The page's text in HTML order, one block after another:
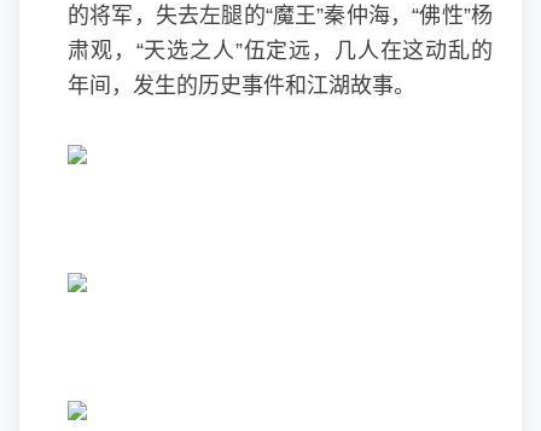
的将军，失去左腿的“魔王”秦仲海，“佛性”杨
肃观，“天选之人”伍定远，几人在这动乱的
年间，发生的历史事件和江湖故事。